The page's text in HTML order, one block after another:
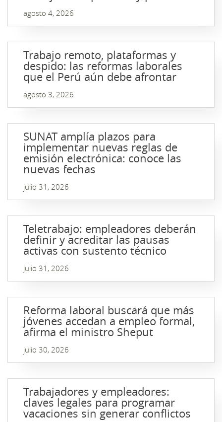
agosto 4, 2026
Trabajo remoto, plataformas y
despido: las reformas laborales
que el Perú aún debe afrontar
agosto 3, 2026
SUNAT amplía plazos para
implementar nuevas reglas de
emisión electrónica: conoce las
nuevas fechas
julio 31, 2026
Teletrabajo: empleadores deberán
definir y acreditar las pausas
activas con sustento técnico
julio 31, 2026
Reforma laboral buscará que más
jóvenes accedan a empleo formal,
afirma el ministro Sheput
julio 30, 2026
Trabajadores y empleadores:
claves legales para programar
vacaciones sin generar conflictos